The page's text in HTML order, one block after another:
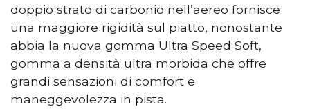
doppio strato di carbonio nell’aereo fornisce
una maggiore rigidità sul piatto, nonostante
abbia la nuova gomma Ultra Speed ​​​​Soft,
gomma a densità ultra morbida che offre
grandi sensazioni di comfort e
maneggevolezza in pista.